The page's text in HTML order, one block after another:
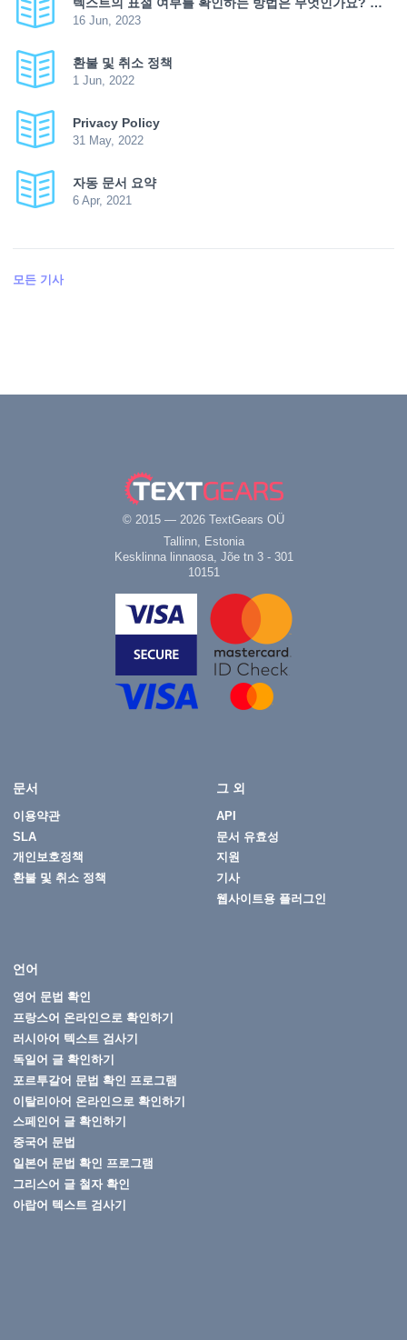
텍스트의 표절 여부를 확인하는 방법은 무엇인가요? 텍스트 고유성을 높이는 방법은 무엇인가요?
16 Jun, 2023
환불 및 취소 정책
1 Jun, 2022
Privacy Policy
31 May, 2022
자동 문서 요약
6 Apr, 2021
모든 기사
© 2015 — 2026 TextGears OÜ
Tallinn, Estonia
Kesklinna linnaosa, Jõe tn 3 - 301
10151
문서
이용약관
SLA
개인보호정책
환불 및 취소 정책
그 외
API
문서 유효성
지원
기사
웹사이트용 플러그인
언어
영어 문법 확인
프랑스어 온라인으로 확인하기
러시아어 텍스트 검사기
독일어 글 확인하기
포르투갈어 문법 확인 프로그램
이탈리아어 온라인으로 확인하기
스페인어 글 확인하기
중국어 문법
일본어 문법 확인 프로그램
그리스어 글 철자 확인
아랍어 텍스트 검사기